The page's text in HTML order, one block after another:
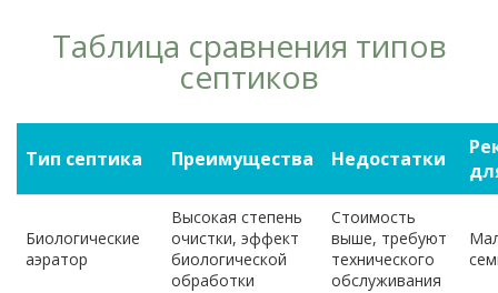
Таблица сравнения типов
септиков
Тип септика Преимущества Недостатки
Биологические
аэратор
Высокая степень
очистки, эффект
биологической
обработки
Стоимость
выше, требуют
технического
обслуживания